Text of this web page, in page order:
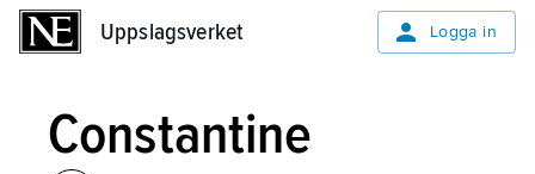
Uppslagsverket Logga in
Constantine